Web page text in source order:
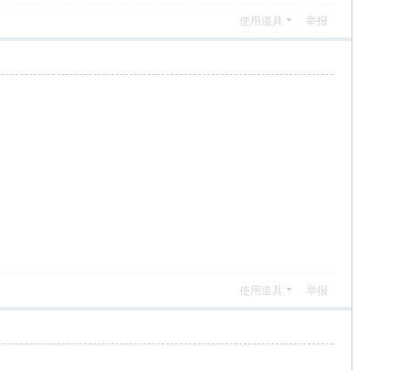
使用道具 举报
使用道具 举报